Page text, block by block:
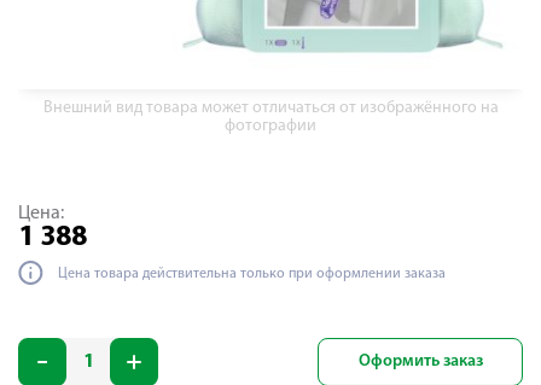
Внешний вид товара может отличаться от изображённого на
фотографии
Цена:
1 388
Цена товара действительна только при оформлении заказа
Оформить заказ